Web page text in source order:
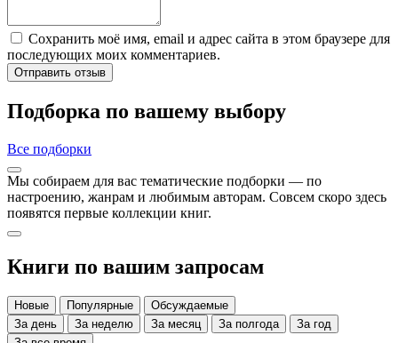
Сохранить моё имя, email и адрес сайта в этом браузере для
последующих моих комментариев.
Отправить отзыв
Подборка по вашему выбору
Все подборки
Мы собираем для вас тематические подборки — по
настроению, жанрам и любимым авторам. Совсем скоро здесь
появятся первые коллекции книг.
Книги по вашим запросам
Новые Популярные
Обсуждаемые
За день
За неделю За месяц За полгода
За год